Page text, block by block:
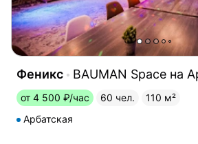
Феникс BAUMAN Space на
от 4 500 ₽/час 60 чел.
110 м²
Арбатская